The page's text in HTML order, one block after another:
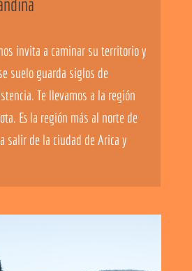
invita a caminar su territorio y
suelo guarda siglos de
Te llevamos a la región
Es la región más al norte de
salir de la ciudad de Arica y